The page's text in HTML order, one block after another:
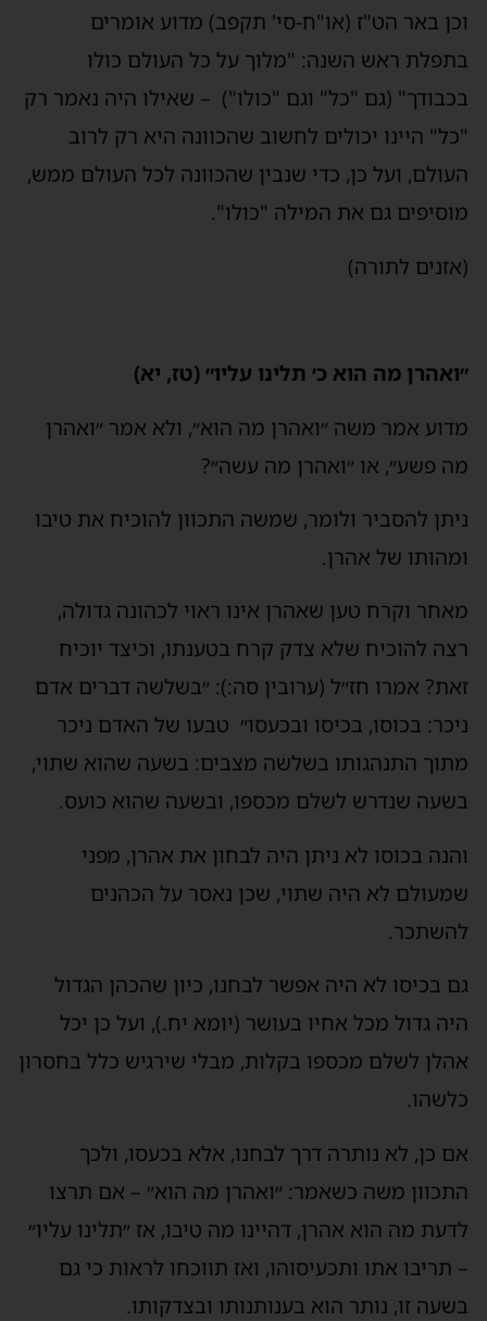
וכן באר הט"ז (או"ח-סי' תקפב) מדוע אומרים
בתפלת ראש השנה: "מלוך על כל העולם כולו
בכבודך" (גם "כל" וגם "כולו") – שאילו היה נאמר רק
"כל" היינו יכולים לחשוב שהכוונה היא רק לרוב
העולם, ועל כן, כדי שנבין שהכוונה לכל העולם ממש,
מוסיפים גם את המילה "כולו".
(אזנים לתורה)
״ואהרן מה הוא כ׳ תלינו עליו״ (טז, יא)
מדוע אמר משה ״ואהרן מה הוא״, ולא אמר ״ואהרן
מה פשע״, או ״ואהרן מה עשה״?
ניתן להסביר ולומר, שמשה התכוון להוכיח את טיבו
ומהותו של אהרן.
מאחר וקרח טען שאהרן אינו ראוי לכהונה גדולה,
רצה להוכיח שלא צדק קרח בטענתו, וכיצד יוכיח
זאת? אמרו חז״ל (ערובין סה:): ״בשלשה דברים אדם
ניכר: בכוסו, בכיסו ובכעסו״ טבעו של האדם ניכר
מתוך התנהגותו בשלשה מצבים: בשעה שהוא שתוי,
בשעה שנדרש לשלם מכספו, ובשעה שהוא כועס.
והנה בכוסו לא ניתן היה לבחון את אהרן, מפני
שמעולם לא היה שתוי, שכן נאסר על הכהנים
להשתכר.
גם בכיסו לא היה אפשר לבחנו, כיון שהכהן הגדול
היה גדול מכל אחיו בעושר (יומא יח.), ועל כן יכל
אהלן לשלם מכספו בקלות, מבלי שירגיש כלל בחסרון
כלשהו.
אם כן, לא נותרה דרך לבחנו, אלא בכעסו, ולכך
התכוון משה כשאמר: ״ואהרן מה הוא״ – אם תרצו
לדעת מה הוא אהרן, דהיינו מה טיבו, אז ״תלינו עליו״
– תריבו אתו ותכעיסוהו, ואז תווכחו לראות כי גם
בשעה זו, נותר הוא בענותנותו ובצדקותו.